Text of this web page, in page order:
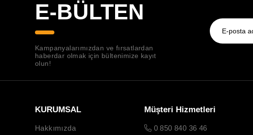
E-BÜLTEN
Kampanyalarımızdan ve fırsatlardan
haberdar olmak için bültenimize kayıt
olun!
KURUMSAL
Hakkımızda
Müşteri Hizmetleri
0 850 840 36 46